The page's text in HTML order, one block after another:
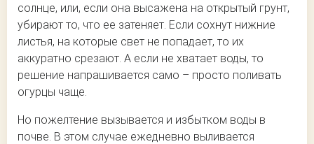
солнце, или, если она высажена на открытый грунт,
убирают то, что ее затеняет. Если сохнут нижние
листья, на которые свет не попадает, то их
аккуратно срезают. А если не хватает воды, то
решение напрашивается само – просто поливать
огурцы чаще.
Но пожелтение вызывается и избытком воды в
почве. В этом случае ежедневно выливается